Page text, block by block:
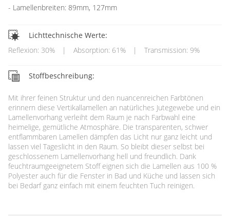
Lamellenbreiten: 89mm, 127mm
Lichttechnische Werte:
Reflexion: 30%
| Absorption: 61% | Transmission: 9%
Stoffbeschreibung:
Mit ihrer feinen Struktur und den nuancenreichen Farbtönen
erinnern diese Vertikallamellen an natürliches Jutegewebe und ein
Lamellenvorhang verleiht dem Raum je nach Farbwahl eine
heimelige, gemütliche Atmosphäre. Die transparenten, schwer
entflammbaren Lamellen dämpfen das Licht nur ganz leicht und
lassen viel Tageslicht in den Raum. So bleibt dieser selbst bei
geschlossenem Lamellenvorhang hell und freundlich. Dank
feuchtraumgeeignetem Stoff eignen sich die Lamellen aus 100 %
Polyester auch für die Fenster in Bad und Küche und lassen sich
bei Bedarf ganz einfach mit einem feuchten Tuch reinigen.